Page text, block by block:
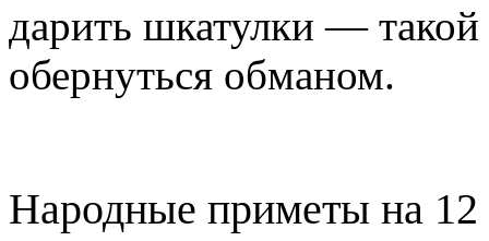
дарить шкатулки —
обернуться обманом.
Народные приметы на